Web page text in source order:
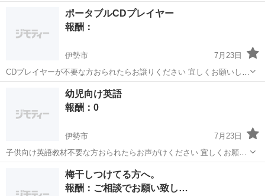
ポータブルCDプレイヤー
報酬：
伊勢市
7月23日
CDプレイヤーが不要な方おられたらお譲りください 宜しくお願いしま
す
買いたい/ください
幼児向け英語
報酬：0
伊勢市
7月23日
子供向け英語教材不要な方おられたらお声がけください 宜しくお願い
致します🙇
買いたい/ください
梅干しつけてる方へ。
報酬：ご相談でお願い致し…